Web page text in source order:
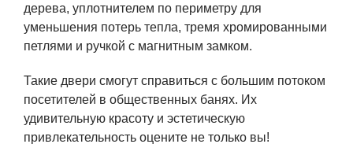
дерева, уплотнителем по периметру для
уменьшения потерь тепла, тремя хромированными
петлями и ручкой с магнитным замком.
Такие двери смогут справиться с большим потоком
посетителей в общественных банях. Их
удивительную красоту и эстетическую
привлекательность оцените не только вы!